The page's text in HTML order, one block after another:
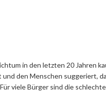
in den letzten 20 Jahren
den Menschen suggeriert,
viele Bürger sind die